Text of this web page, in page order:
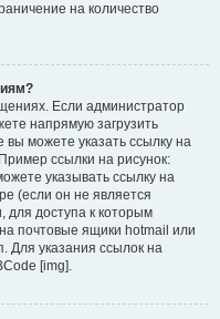
на количество
Если администратор
напрямую загрузить
можете указать ссылку на
ссылки на рисунок:
указывать ссылку на
(если он не является
для доступа к которым
почтовые ящики hotmail или
Для указания ссылок на
[img].